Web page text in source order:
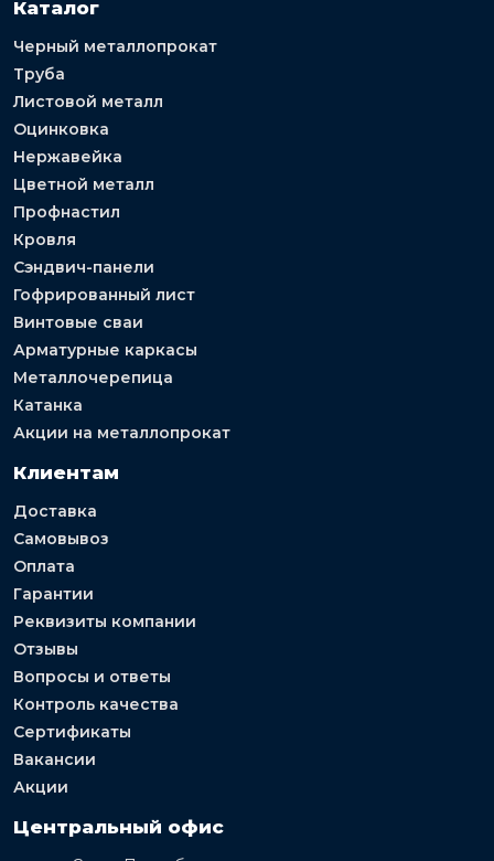
Каталог
Черный металлопрокат
Труба
Листовой металл
Оцинковка
Нержавейка
Цветной металл
Профнастил
Кровля
Сэндвич-панели
Гофрированный лист
Винтовые сваи
Арматурные каркасы
Металлочерепица
Катанка
Акции на металлопрокат
Клиентам
Доставка
Самовывоз
Оплата
Гарантии
Реквизиты компании
Отзывы
Вопросы и ответы
Контроль качества
Сертификаты
Вакансии
Акции
Центральный офис